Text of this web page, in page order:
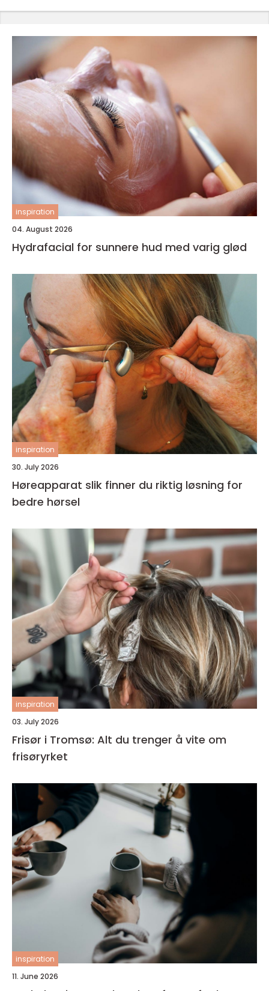
inspiration
04. August 2026
Hydrafacial for sunnere hud med varig glød
inspiration
30. July 2026
Høreapparat slik finner du riktig løsning for
bedre hørsel
inspiration
03. July 2026
Frisør i Tromsø: Alt du trenger å vite om
frisøryrket
inspiration
11. June 2026